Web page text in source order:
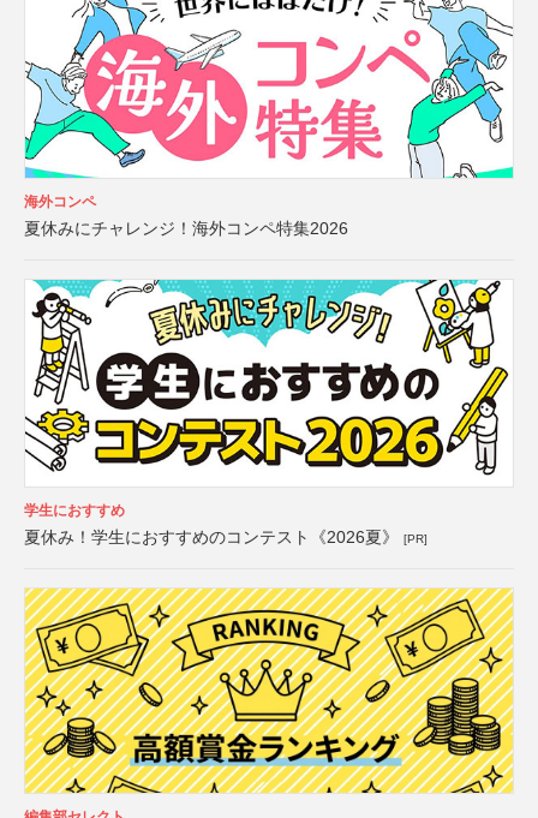
海外コンペ
夏休みにチャレンジ！海外コンペ特集2026
学生におすすめ
夏休み！学生におすすめのコンテスト《2026夏》 [PR]